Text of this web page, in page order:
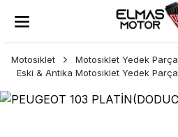
Motosiklet
Motosiklet Yedek Parça
Eski & Antika Motosiklet Yedek Parça